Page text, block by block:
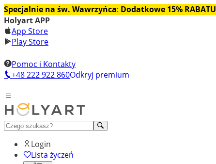
Specjalnie na św. Wawrzyńca: Dodatkowe 15% RABATU
Holyart APP
App Store
Play Store
Pomoc i Kontakty
+48 222 922 860Odkryj premium
Login
Lista życzeń